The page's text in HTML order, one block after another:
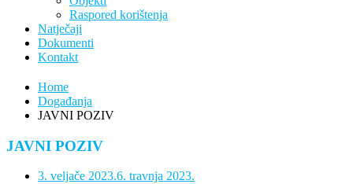
Raspored korištenja
Natječaji
Dokumenti
Kontakt
Home
Događanja
JAVNI POZIV
JAVNI POZIV
3. veljače 2023.6. travnja 2023.